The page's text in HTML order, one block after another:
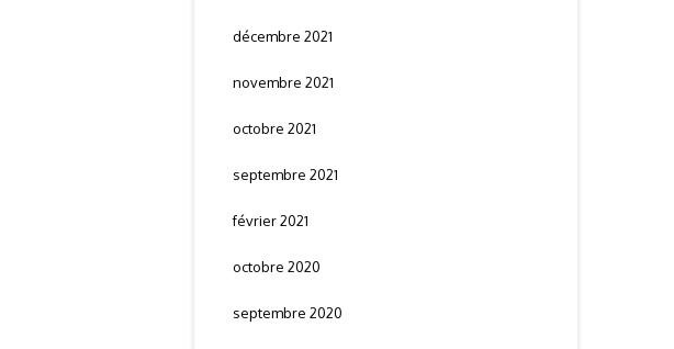
décembre 2021
novembre 2021
octobre 2021
septembre 2021
février 2021
octobre 2020
septembre 2020